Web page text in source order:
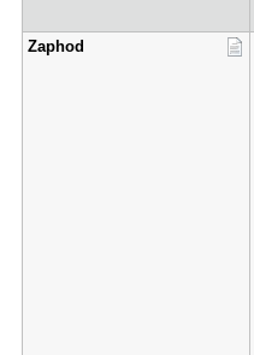
Zaphod